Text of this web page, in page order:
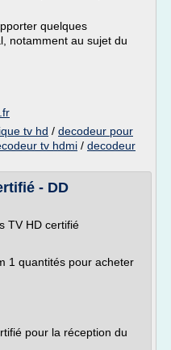
quelques
notamment au sujet du
tv hd / decodeur pour
tv hdmi / decodeur
- DD
TV HD certifié
1 quantités pour acheter
pour la réception du